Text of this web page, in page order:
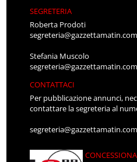
SEGRETERIA
Roberta Prodoti
segreteria@gazzettamatin.com
Stefania Muscolo
segreteria@gazzettamatin.com
CONTATTACI
Per pubblicazione annunci,
contattare la segreteria al
segreteria@gazzettamatin.com